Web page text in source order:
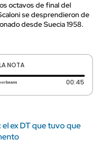
octavos de final del
se desprendieron de
desde Suecia 1958.
NOTA
0 segundos 00:45
ex DT que tuvo que